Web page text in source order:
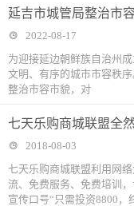
延吉市城管局整治市
2022-08-17
为迎接延边朝鲜族自治州
文明、有序的城市市容秩
整治市容市貌，对
七天乐购商城联盟全
2018-08-03
七天乐购商城联盟利用网
流、免费服务、免费培训
宣传口号“只需投资8800，